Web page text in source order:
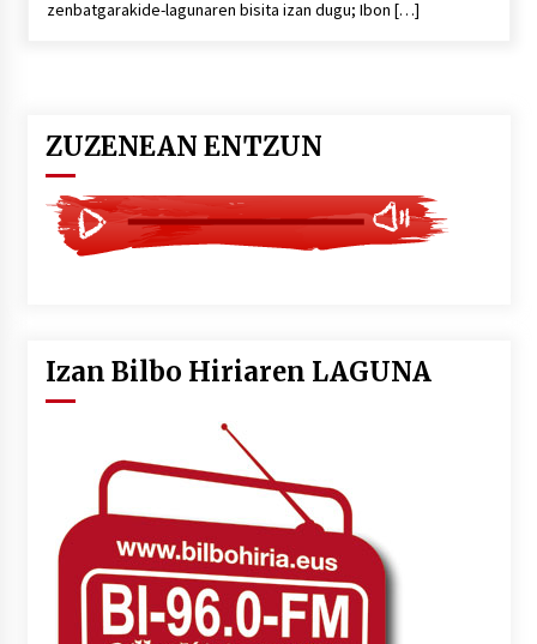
da
2026/07/07
2026/07/03
SOINUGELA: Paul McCartney eta Ringo Starr-en
lan berriak
2026/07/03
MUSIBLA #297: Bide, Boards Of Canada, Somak,
Tiga, Twisted Teens, Underscores, Habia
zenbatgarakide-lagunaren bisita izan dugu; Ibon […]
ZUZENEAN ENTZUN
Izan Bilbo Hiriaren LAGUNA